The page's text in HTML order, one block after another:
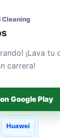
Cleaning
¡Lava tu
carrera!
Google Play
Huawei